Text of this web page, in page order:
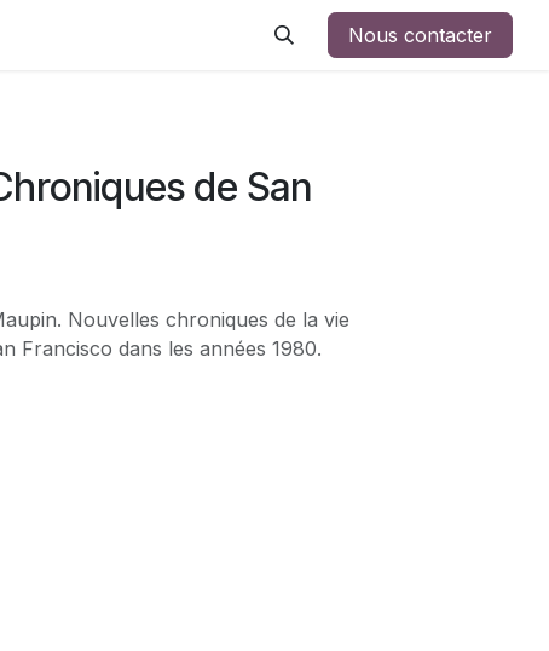
Nous contacter
de San
Nouvelles chroniques de la vie
Francisco dans les années 1980.